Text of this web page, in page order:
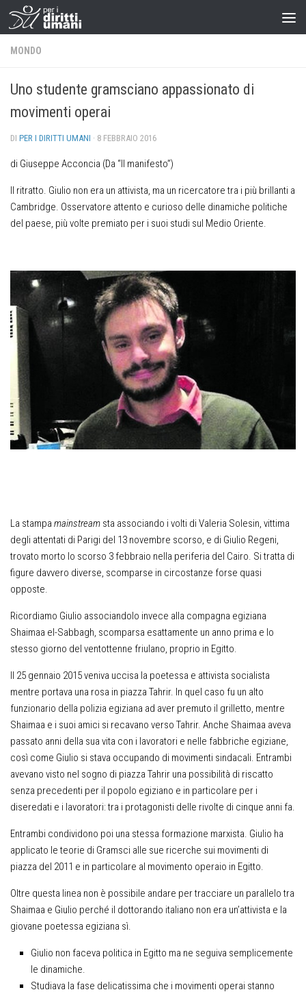
MONDO
Uno studente gramsciano appassionato di
movimenti operai
DI PER I DIRITTI UMANI · 8 FEBBRAIO 2016
di Giuseppe Acconcia (Da “Il manifesto”)
Il ritratto. Giulio non era un attivista, ma un ricercatore tra i più brillanti a
Cambridge. Osservatore attento e curioso delle dinamiche politiche
del paese, più volte premiato per i suoi studi sul Medio Oriente.
La stampa mainstream sta associando i volti di Valeria Solesin, vittima
degli attentati di Parigi del 13 novembre scorso, e di Giulio Regeni,
trovato morto lo scorso 3 febbraio nella periferia del Cairo. Si tratta di
figure davvero diverse, scomparse in circostanze forse quasi
opposte.
Ricordiamo Giulio associandolo invece alla compagna egiziana
Shaimaa el-Sabbagh, scomparsa esattamente un anno prima e lo
stesso giorno del ventottenne friulano, proprio in Egitto.
Il 25 gennaio 2015 veniva uccisa la poetessa e attivista socialista
mentre portava una rosa in piazza Tahrir. In quel caso fu un alto
funzionario della polizia egiziana ad aver premuto il grilletto, mentre
Shaimaa e i suoi amici si recavano verso Tahrir. Anche Shaimaa aveva
passato anni della sua vita con i lavoratori e nelle fabbriche egiziane,
così come Giulio si stava occupando di movimenti sindacali. Entrambi
avevano visto nel sogno di piazza Tahrir una possibilità di riscatto
senza precedenti per il popolo egiziano e in particolare per i
diseredati e i lavoratori: tra i protagonisti delle rivolte di cinque anni fa.
Entrambi condividono poi una stessa formazione marxista. Giulio ha
applicato le teorie di Gramsci alle sue ricerche sui movimenti di
piazza del 2011 e in particolare al movimento operaio in Egitto.
Oltre questa linea non è possibile andare per tracciare un parallelo tra
Shaimaa e Giulio perché il dottorando italiano non era un’attivista e la
giovane poetessa egiziana sì.
Giulio non faceva politica in Egitto ma ne seguiva semplicemente
le dinamiche.
Studiava la fase delicatissima che i movimenti operai stanno